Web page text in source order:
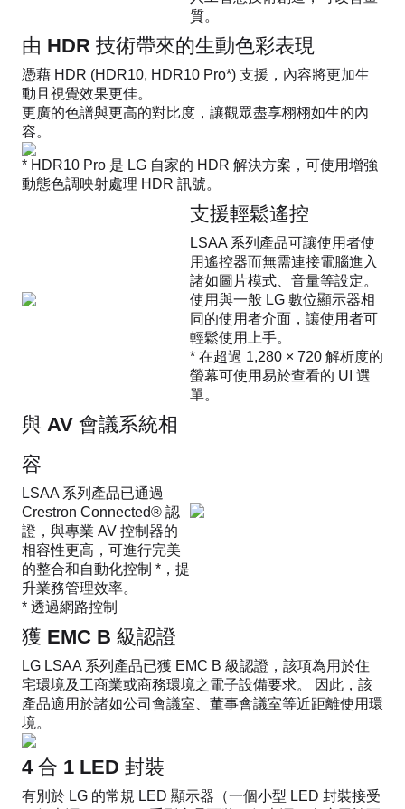
質。
由 HDR 技術帶來的生動色彩表現
憑藉 HDR (HDR10, HDR10 Pro*) 支援，內容將更加生
動且視覺效果更佳。
更廣的色譜與更高的對比度，讓觀眾盡享栩栩如生的內
容。
* HDR10 Pro 是 LG 自家的 HDR 解決方案，可使用增強
動態色調映射處理 HDR 訊號。
支援輕鬆遙控
LSAA 系列產品可讓使用者使
用遙控器而無需連接電腦進入
諸如圖片模式、音量等設定。
使用與一般 LG 數位顯示器相
同的使用者介面，讓使用者可
輕鬆使用上手。
* 在超過 1,280 × 720 解析度的
螢幕可使用易於查看的 UI 選
單。
與 AV 會議系統相
容
LSAA 系列產品已通過
Crestron Connected® 認
證，與專業 AV 控制器的
相容性更高，可進行完美
的整合和自動化控制 *，提
升業務管理效率。
* 透過網路控制
獲 EMC B 級認證
LG LSAA 系列產品已獲 EMC B 級認證，該項為用於住
宅環境及工商業或商務環境之電子設備要求。 因此，該
產品適用於諸如公司會議室、董事會議室等近距離使用環
境。
4 合 1 LED 封裝
有別於 LG 的常規 LED 顯示器（一個小型 LED 封裝接受